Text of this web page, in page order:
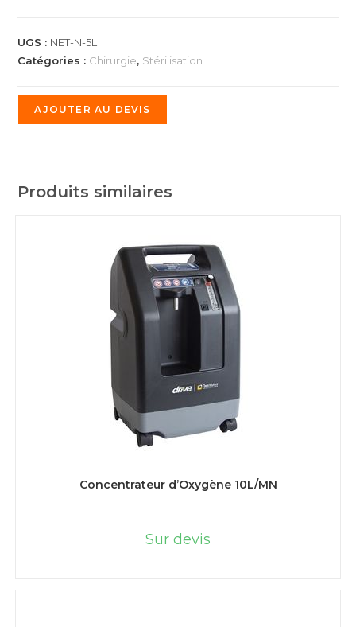
UGS : NET-N-5L
Catégories : Chirurgie, Stérilisation
AJOUTER AU DEVIS
Produits similaires
Concentrateur d’Oxygène 10L/MN
Sur devis